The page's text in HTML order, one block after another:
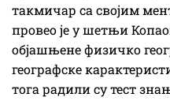
такмичар са својим
провео је у шетњи
објашњене физичко
географске
тога радили су тест